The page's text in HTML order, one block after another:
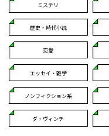
ミステリ
歴史・時代小説
恋愛
エッセイ・雑学
ノンフィクション系
ダ・ヴィンチ